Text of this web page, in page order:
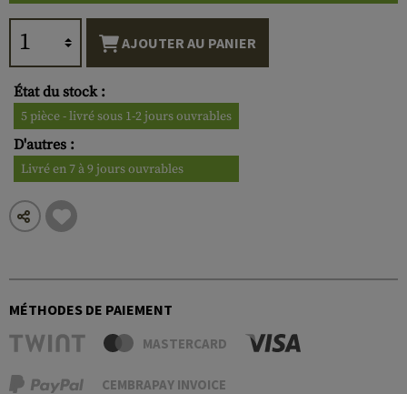
AJOUTER AU PANIER
État du stock :
5 pièce - livré sous 1-2 jours ouvrables
D'autres :
Livré en 7 à 9 jours ouvrables
MÉTHODES DE PAIEMENT
MASTERCARD
CEMBRAPAY INVOICE